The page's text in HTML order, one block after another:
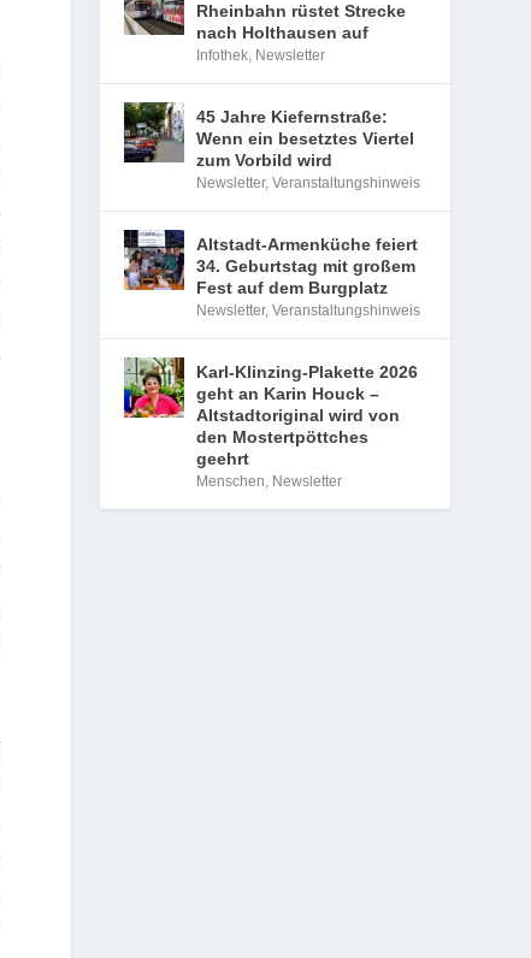
Rheinbahn rüstet Strecke
nach Holthausen auf
Infothek, Newsletter
45 Jahre Kiefernstraße:
Wenn ein besetztes Viertel
zum Vorbild wird
Newsletter,Veranstaltungshinweis
Altstadt-Armenküche feiert
34. Geburtstag mit großem
Fest auf dem Burgplatz
Newsletter,Veranstaltungshinweis
Karl-Klinzing-Plakette 2026
geht an Karin Houck –
Altstadtoriginal wird von
den Mostertpöttches
geehrt
Menschen, Newsletter